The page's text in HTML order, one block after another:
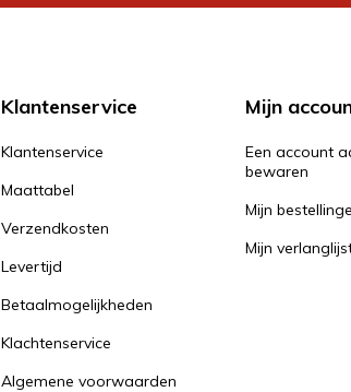
Klantenservice
Klantenservice
Maattabel
Verzendkosten
Levertijd
Betaalmogelijkheden
Klachtenservice
Algemene voorwaarden
Mijn
Een account
bewaren
Mijn
Mijn